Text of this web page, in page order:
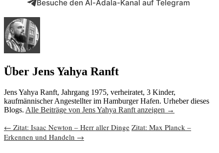
Besuche den Al-Adala-Kanal auf Telegram
Über Jens Yahya Ranft
Jens Yahya Ranft, Jahrgang 1975, verheiratet, 3 Kinder,
kaufmännischer Angestellter im Hamburger Hafen. Urheber dieses
Blogs. Alle Beiträge von Jens Yahya Ranft anzeigen →
Beitragsnavigation
← Zitat: Isaac Newton – Herr aller Dinge Zitat: Max Planck –
Erkennen und Handeln →